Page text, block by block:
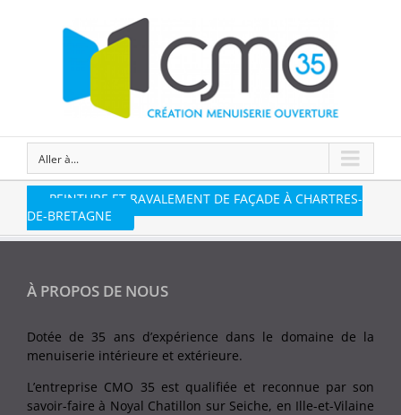
Aller à...
PEINTURE ET RAVALEMENT DE FAÇADE À CHARTRES-
DE-BRETAGNE
À PROPOS DE NOUS
Dotée de 35 ans d’expérience dans le domaine de la
menuiserie intérieure et extérieure.
L’entreprise CMO 35 est qualifiée et reconnue par son
savoir-faire à Noyal Chatillon sur Seiche, en Ille-et-Vilaine